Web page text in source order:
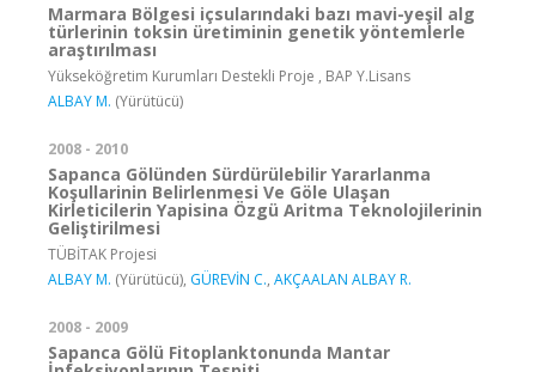
Marmara Bölgesi içsularındaki bazı mavi-yeşil alg
türlerinin toksin üretiminin genetik yöntemlerle
araştırılması
Yükseköğretim Kurumları Destekli Proje , BAP Y.Lisans
ALBAY M. (Yürütücü)
2008 - 2010
Sapanca Gölünden Sürdürülebilir Yararlanma
Koşullarinin Belirlenmesi Ve Göle Ulaşan
Kirleticilerin Yapisina Özgü Aritma Teknolojilerinin
Geliştirilmesi
TÜBİTAK Projesi
ALBAY M. (Yürütücü), GÜREVİN C., AKÇAALAN ALBAY R.
2008 - 2009
Sapanca Gölü Fitoplanktonunda Mantar